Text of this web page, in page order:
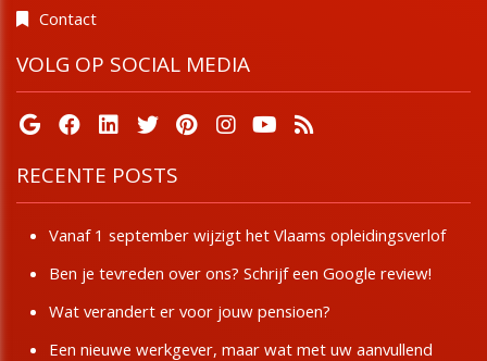
Contact
VOLG OP SOCIAL MEDIA
RECENTE POSTS
Vanaf 1 september wijzigt het Vlaams opleidingsverlof
Ben je tevreden over ons? Schrijf een Google review!
Wat verandert er voor jouw pensioen?
Een nieuwe werkgever, maar wat met uw aanvullend